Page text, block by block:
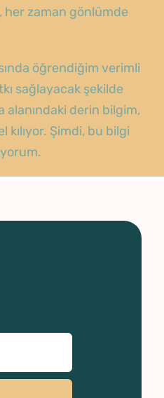
her zaman gönlümde
öğrendiğim verimli
sağlayacak şekilde
alanındaki derin bilgim,
Şimdi, bu bilgi